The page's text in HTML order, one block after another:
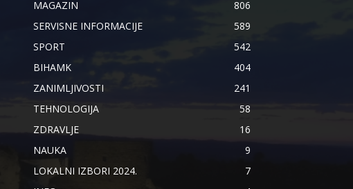
MAGAZIN
806
SERVISNE INFORMACIJE
589
SPORT
542
BIHAMK
404
ZANIMLJIVOSTI
241
TEHNOLOGIJA
58
ZDRAVLJE
16
NAUKA
9
LOKALNI IZBORI 2024.
7